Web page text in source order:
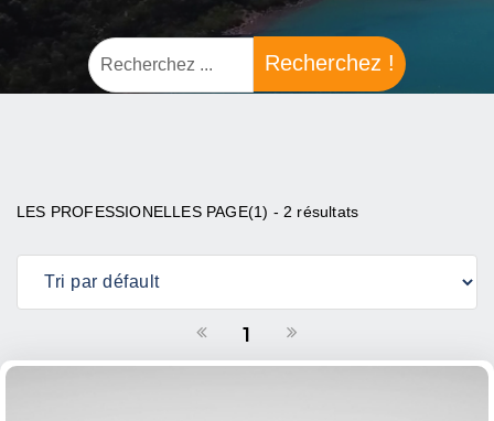
Recherchez !
LES PROFESSIONELLES PAGE(1) - 2 résultats
1